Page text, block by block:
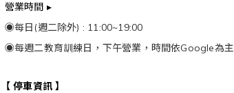
營業時間 ▸
◉每日(週二除外) : 11:00~19:00
◉每週二教育訓練日，下午營業，時間依Google為主
【 停車資訊 】